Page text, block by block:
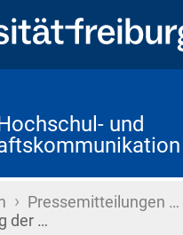
und
› Pressemitteilungen …
der …